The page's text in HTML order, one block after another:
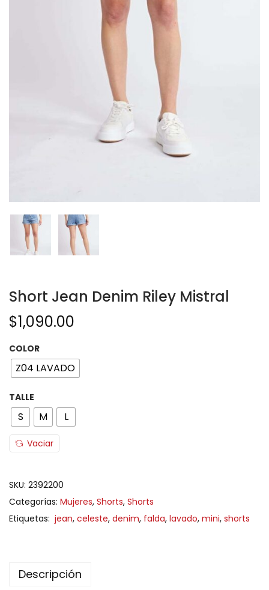
Short Jean Denim Riley Mistral
$1,090.00
COLOR
Z04 LAVADO
TALLE
S M L
Vaciar
SKU: 2392200
Categorías: Mujeres, Shorts, Shorts
Etiquetas: jean, celeste, denim, falda, lavado, mini, shorts
Descripción